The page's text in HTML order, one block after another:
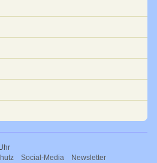
Social-Media Newsletter